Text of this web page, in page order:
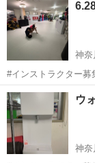
神奈
#インストラクター募
ター募集中 …
神奈川 横浜市
グラップリング
ウ
神奈